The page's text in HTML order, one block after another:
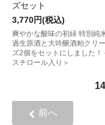
ズセット
3,770円(税込)
爽やかな酸味の初緑 特別純
過生原酒と大吟醸酒粕クリ
ズ2個をセットにしました！
スチロール入り＞
前へ